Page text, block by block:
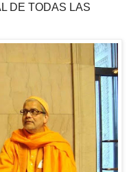
DE TODAS LAS